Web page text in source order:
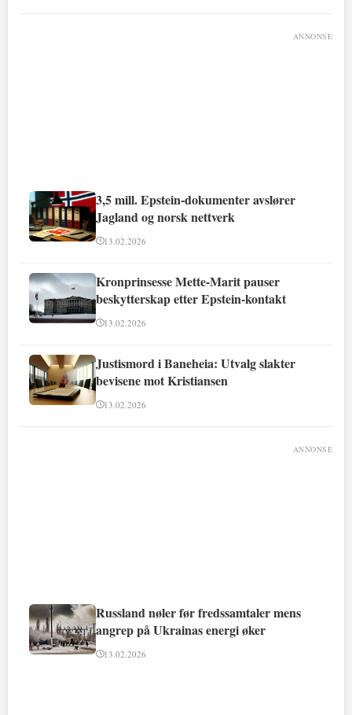
ANNONSE
3,5 mill. Epstein-dokumenter avslører
Jagland og norsk nettverk
13.02.2026
Kronprinsesse Mette-Marit pauser
beskytterskap etter Epstein-kontakt
13.02.2026
Justismord i Baneheia: Utvalg slakter
bevisene mot Kristiansen
13.02.2026
ANNONSE
Russland nøler før fredssamtaler mens
angrep på Ukrainas energi øker
13.02.2026